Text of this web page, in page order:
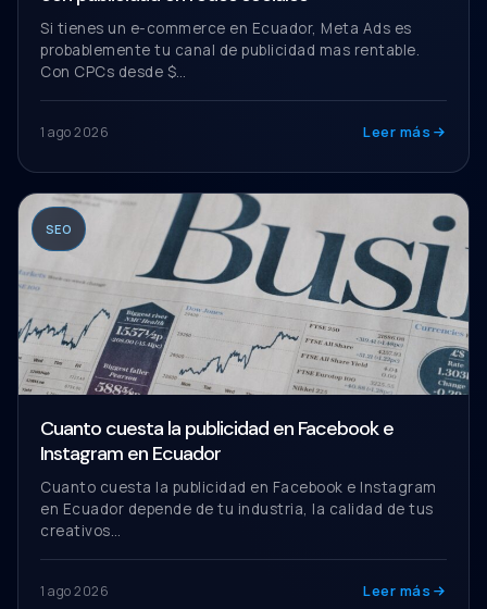
Si tienes un e-commerce en Ecuador, Meta Ads es
probablemente tu canal de publicidad mas rentable.
Con CPCs desde $…
1 ago 2026 Leer más
SEO
Cuanto cuesta la publicidad en Facebook e
Instagram en Ecuador
Cuanto cuesta la publicidad en Facebook e Instagram
en Ecuador depende de tu industria, la calidad de tus
creativos…
1 ago 2026 Leer más